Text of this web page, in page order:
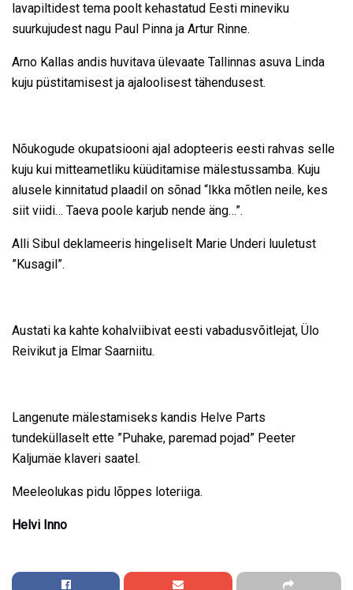
lavapiltidest tema poolt kehastatud Eesti mineviku
suurkujudest nagu Paul Pinna ja Artur Rinne.
Arno Kallas andis huvitava ülevaate Tallinnas asuva Linda
kuju püstitamisest ja ajaloolisest tähendusest.
Nõukogude okupatsiooni ajal adopteeris eesti rahvas selle
kuju kui mitteametliku küüditamise mälestussamba. Kuju
alusele kinnitatud plaadil on sõnad “Ikka mõtlen neile, kes
siit viidi… Taeva poole karjub nende äng…”.
Alli Sibul deklameeris hingeliselt Marie Underi luuletust
”Kusagil”.
Austati ka kahte kohalviibivat eesti vabadusvõitlejat, Ülo
Reivikut ja Elmar Saarniitu.
Langenute mälestamiseks kandis Helve Parts
tundeküllaselt ette ”Puhake, paremad pojad” Peeter
Kaljumäe klaveri saatel.
Meeleolukas pidu lõppes loteriiga.
Helvi Inno